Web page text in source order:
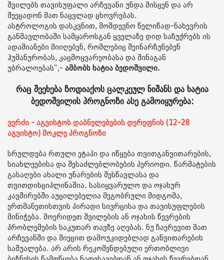
შვილებს თავისუფალი არჩევანი უნდა მისცენ და არ
შეეცადონ მათ ნაცვლად ცხოვრებას.
ასტროლოგის დასკვნით, მომდევნო წელიწად-ნახევრის
განმავლობაში სამყაროსგან ყველაზე დიდ საჩუქრებს ის
ადამიანები მიიღებენ, რომლებიც შეინარჩუნებენ
ჰუმანურობას, კაცმოყვარეობასა და შინაგან
უბრალოებას“,- ამბობს ხატია ბედოშვილი.
რაც შეეხება ზოდიაქოს ცალკეულ ნიშანს და ხატია
ბედოშვილის პროგნოზი ასე გამოიყურება:
ვერძი - აგვისტოს დაბნელებების დერეფნის (12-28
აგვისტო) მოკლე პროგნოზი
სრულდება რთული ეტაპი და იწყება თვითგანვითარების,
სიახლეებისა და შესაძლებლობების პერიოდი. წარმატების
გასაღები ახალი უნარების შესწავლასა და
თვითდისციპლინაშია. სასიყვარულო და ოჯახურ
კავშირებში აუცილებელია მეგობრული მიდგომა,
ერთმანეთისთვის პირადი სივრცისა და თავისუფლების
მინიჭება. მოერიდეთ შვილების ან ოჯახის წევრების
პრობლემების საკუთარ თავზე აღებას. ნუ ჩაერევით მათ
არჩევანში და მიეცით დამოუკიდებლად განვითარების
საშუალება. არ არის რეკომენდებული ერთობლივი